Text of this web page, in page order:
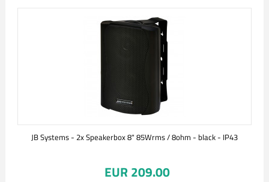
JB Systems - 2x Speakerbox 8" 85Wrms / 8ohm - black - IP43
EUR 209.00